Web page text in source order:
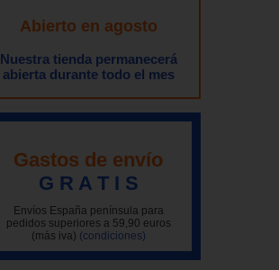
Abierto en agosto
Nuestra tienda permanecerá
abierta durante todo el mes
Gastos de envío
G R A T I S
Envíos España península para
pedidos superiores a 59,90 euros
(más iva) (condiciones)